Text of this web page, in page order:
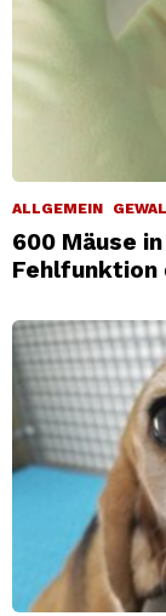
ALLGEMEIN
600 Mäuse
Fehlfunktion